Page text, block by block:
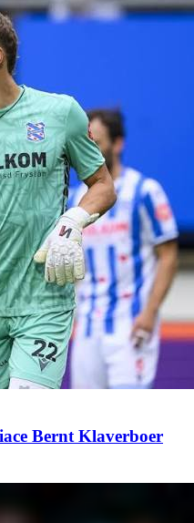
Bernt Klaverboer